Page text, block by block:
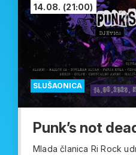
SLUŠAONICA
14.08. (21:00)
Punk’s not
Mlada članica Ri Rock